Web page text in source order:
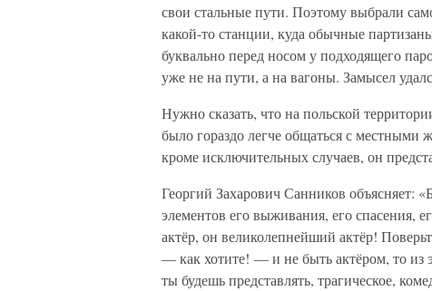
свои стальные пути. Поэтому выбрали
какой-то станции, куда обычные
буквально перед носом у подходящего
уже не на пути, а на вагоны. Замысел
Нужно сказать, что на польской
было гораздо легче общаться с
кроме исключительных случаев, он
Георгий Захарович Санников объясняет:
элементов его выживания, его спасения,
актёр, он великолепнейший актёр!
— как хотите! — и не быть актёром, то из
ты будешь представлять, трагическое,